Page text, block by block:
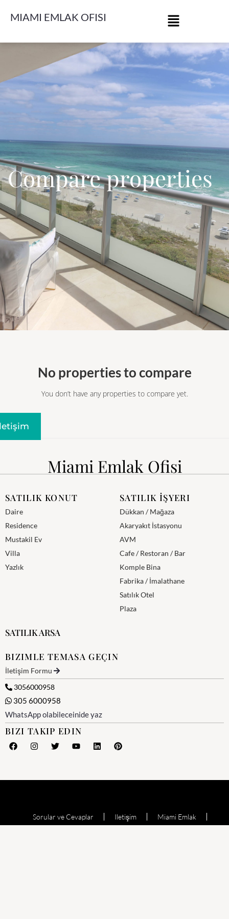
MIAMI EMLAK OFISI
Compare properties
No properties to compare
You don’t have any properties to compare yet.
Miami Emlak Ofisi
SATILIK KONUT
Daire
Residence
Mustakil Ev
Villa
Yazlık
SATILIK İŞYERI
Dükkan / Mağaza
Akaryakıt İstasyonu
AVM
Cafe / Restoran / Bar
Komple Bina
Fabrika / İmalathane
Satılık Otel
Plaza
SATILIK ARSA
BIZIMLE TEMASA GEÇIN
İletişim Formu
3056000958
305 6000958
WhatsApp olabileceinide yaz
BIZI TAKIP EDIN
Sorular ve Cevaplar Iletişim Miami Emlak